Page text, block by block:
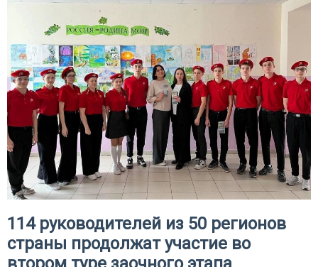
114 руководителей из 50 регионов
страны продолжат участие во